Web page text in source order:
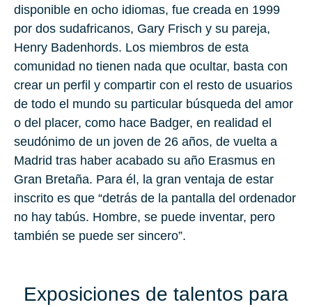
disponible en ocho idiomas, fue creada en 1999
por dos sudafricanos, Gary Frisch y su pareja,
Henry Badenhords. Los miembros de esta
comunidad no tienen nada que ocultar, basta con
crear un perfil y compartir con el resto de usuarios
de todo el mundo su particular búsqueda del amor
o del placer, como hace Badger, en realidad el
seudónimo de un joven de 26 años, de vuelta a
Madrid tras haber acabado su año Erasmus en
Gran Bretaña. Para él, la gran ventaja de estar
inscrito es que “detrás de la pantalla del ordenador
no hay tabús. Hombre, se puede inventar, pero
también se puede ser sincero”.
Exposiciones de talentos para